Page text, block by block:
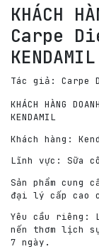
KHÁCH
Carpe
KENDAMIL
Tác giả: Carpe
KHÁCH HÀNG
KENDAMIL
Khách hàng:
Lĩnh vực: Sữa
Sản phẩm cung
đại lý cấp cao
Yêu cầu riêng:
nến thơm lịch
7 ngày.